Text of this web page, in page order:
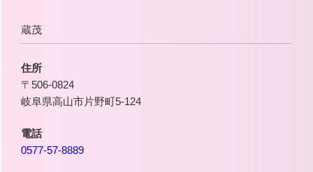
蔵茂
住所
〒506-0824
岐阜県高山市片野町5-124
電話
0577-57-8889